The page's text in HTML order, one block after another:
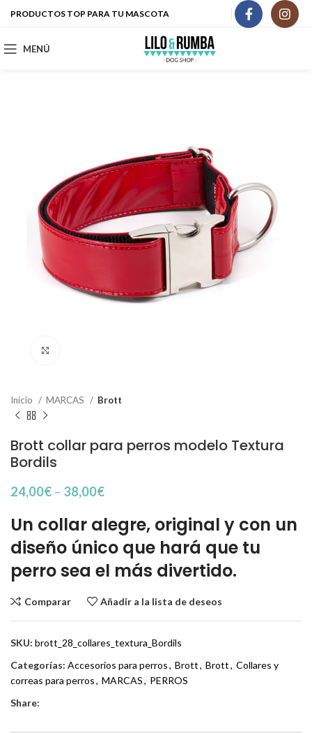
PRODUCTOS TOP PARA TU MASCOTA
MENÚ
Inicio MARCAS Brott
Brott collar para perros modelo Textura
Bordils
24,00€ – 38,00€
Un collar alegre, original y con un
diseño único que hará que tu
perro sea el más divertido.
Comparar Añadir a la lista de deseos
SKU: brott_28_collares_textura_Bordils
Categorías: Accesorios para perros, Brott, Brott, Collares y
correas para perros, MARCAS, PERROS
Share: